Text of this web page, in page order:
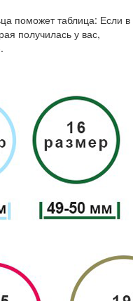
поможет таблица: Если в
получилась у вас,